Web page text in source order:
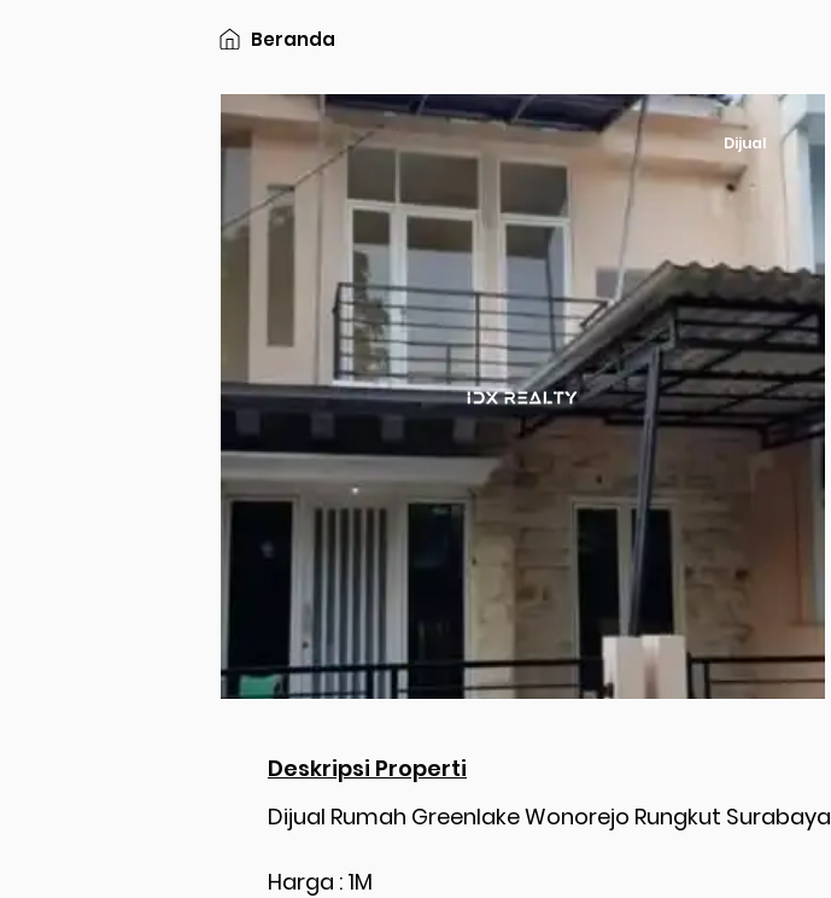
Beranda
Dijual
Deskripsi Properti
Dijual Rumah Greenlake Wonorejo Rungkut Surabaya
Harga : 1M